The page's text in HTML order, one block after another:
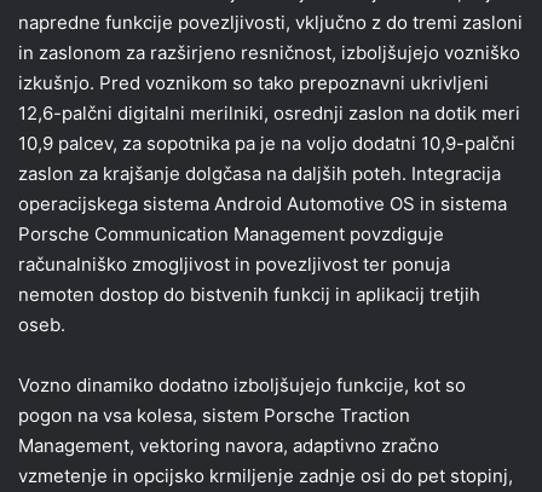
napredne funkcije povezljivosti, vključno z do tremi zasloni
in zaslonom za razširjeno resničnost, izboljšujejo vozniško
izkušnjo. Pred voznikom so tako prepoznavni ukrivljeni
12,6-palčni digitalni merilniki, osrednji zaslon na dotik meri
10,9 palcev, za sopotnika pa je na voljo dodatni 10,9-palčni
zaslon za krajšanje dolgčasa na daljših poteh. Integracija
operacijskega sistema Android Automotive OS in sistema
Porsche Communication Management povzdiguje
računalniško zmogljivost in povezljivost ter ponuja
nemoten dostop do bistvenih funkcij in aplikacij tretjih
oseb.
Vozno dinamiko dodatno izboljšujejo funkcije, kot so
pogon na vsa kolesa, sistem Porsche Traction
Management, vektoring navora, adaptivno zračno
vzmetenje in opcijsko krmiljenje zadnje osi do pet stopinj,